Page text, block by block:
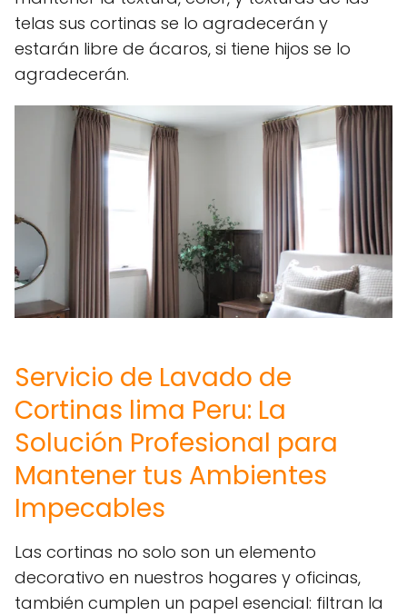
telas sus cortinas se lo agradecerán y
estarán libre de ácaros, si tiene hijos se lo
agradecerán.
Servicio de Lavado de
Cortinas lima Peru: La
Solución Profesional para
Mantener tus Ambientes
Impecables
Las cortinas no solo son un elemento
decorativo en nuestros hogares y oficinas,
también cumplen un papel esencial: filtran la